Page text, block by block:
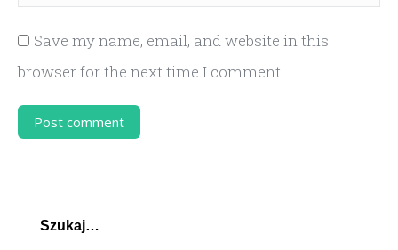
Save my name, email, and website in this
browser for the next time I comment.
Post comment
Szukaj…